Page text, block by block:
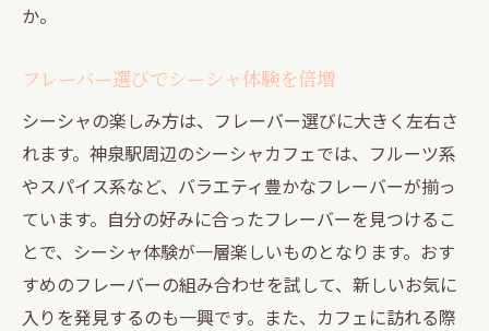
か。
フレーバー選びでシーシャ体験を倍増
シーシャの楽しみ方は、フレーバー選びに大きく左右さ
れます。神泉駅周辺のシーシャカフェでは、フルーツ系
やスパイス系など、バラエティ豊かなフレーバーが揃っ
ています。自分の好みに合ったフレーバーを見つけるこ
とで、シーシャ体験が一層楽しいものとなります。おす
すめのフレーバーの組み合わせを試して、新しいお気に
入りを発見するのも一興です。また、カフェに訪れる際